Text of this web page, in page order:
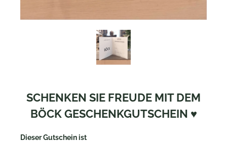
SCHENKEN SIE FREUDE MIT DEM
BÖCK GESCHENKGUTSCHEIN ♥
Dieser Gutschein ist